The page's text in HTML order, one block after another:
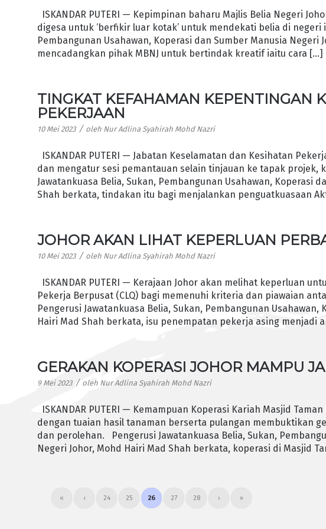
ISKANDAR PUTERI — Kepimpinan baharu Majlis Belia Negeri
digesa untuk ‘berfikir luar kotak’ untuk mendekati belia di
Pembangunan Usahawan, Koperasi dan Sumber Manusia Negeri
mencadangkan pihak MBNJ untuk bertindak kreatif iaitu cara […]
TINGKAT KEFAHAMAN KEPENTINGAN
PEKERJAAN
10 Mei 2023 / oleh Nur Adlina Syahirah Mohd Nazri
ISKANDAR PUTERI — Jabatan Keselamatan dan Kesihatan
dan mengatur sesi pemantauan selain tinjauan ke tapak
Jawatankuasa Belia, Sukan, Pembangunan Usahawan, Koperasi
Shah berkata, tindakan itu bagi menjalankan penguatkuasaan
JOHOR AKAN LIHAT KEPERLUAN
10 Mei 2023 / oleh Nur Adlina Syahirah Mohd Nazri
ISKANDAR PUTERI — Kerajaan Johor akan melihat keperluan
Pekerja Berpusat (CLQ) bagi memenuhi kriteria dan piawaian
Pengerusi Jawatankuasa Belia, Sukan, Pembangunan
Hairi Mad Shah berkata, isu penempatan pekerja asing
GERAKAN KOPERASI JOHOR MAMPU
9 Mei 2023 / oleh Nur Adlina Syahirah Mohd Nazri
ISKANDAR PUTERI — Kemampuan Koperasi Kariah Masjid
dengan tuaian hasil tanaman berserta pulangan membuktikan
dan perolehan. Pengerusi Jawatankuasa Belia, Sukan,
Negeri Johor, Mohd Hairi Mad Shah berkata, koperasi di Masjid
« ‹ 24 25 26 27 28 › »